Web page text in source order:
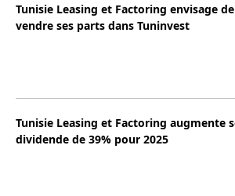
Tunisie Leasing et Factoring envisage de
vendre ses parts dans Tuninvest
Tunisie Leasing et Factoring augmente
dividende de 39% pour 2025